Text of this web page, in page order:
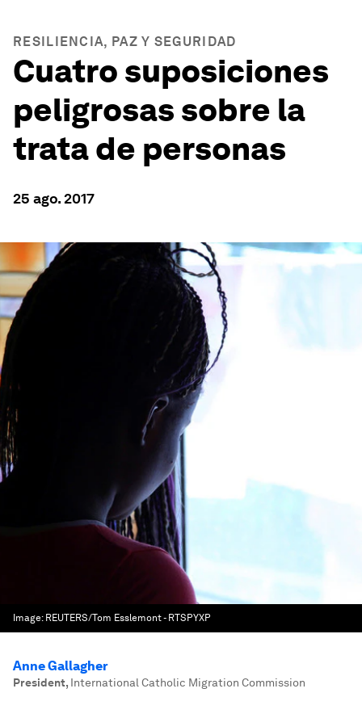
RESILIENCIA, PAZ Y SEGURIDAD
Cuatro suposiciones
peligrosas sobre la
trata de personas
25 ago. 2017
Image: REUTERS/Tom Esslemont - RTSPYXP
Anne Gallagher
President, International Catholic Migration Commission